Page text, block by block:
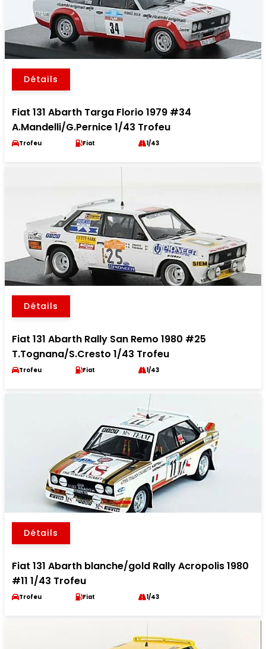
Détails
Fiat 131 Abarth Targa Florio 1979 #34
A.Mandelli/G.Pernice 1/43 Trofeu
Trofeu Fiat 1/43
Détails
Fiat 131 Abarth Rally San Remo 1980 #25
T.Tognana/S.Cresto 1/43 Trofeu
Trofeu Fiat 1/43
Détails
Fiat 131 Abarth blanche/gold Rally Acropolis 1980
#11 1/43 Trofeu
Trofeu Fiat 1/43